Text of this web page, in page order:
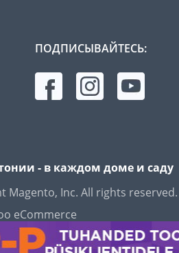
ПОДПИСЫВАЙТЕСЬ:
- в каждом доме и саду
Magento, Inc. All rights reserved.
eCommerce